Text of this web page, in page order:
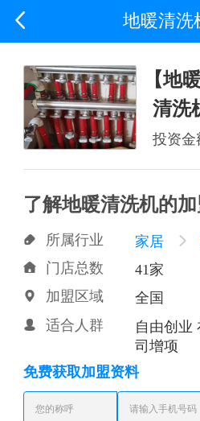
 地暖清洗
【地
清洗
投资金
了解地暖清洗机的
 所属行业 家居 
 门店总数 41家
 加盟区域 全国
 适合人群
自由创业
司增项
免费获取加盟资料